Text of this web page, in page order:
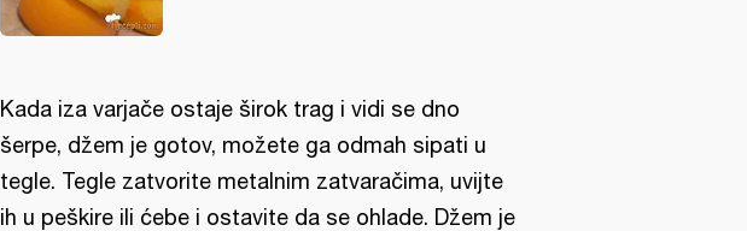
Kada iza varjače ostaje širok trag i vidi se dno
šerpe, džem je gotov, možete ga odmah sipati u
tegle. Tegle zatvorite metalnim zatvaračima, uvijte
ih u peškire ili ćebe i ostavite da se ohlade. Džem je